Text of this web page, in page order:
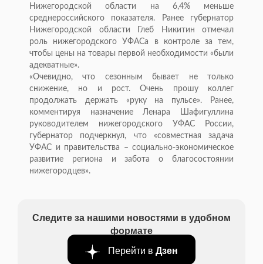
Нижегородской области на 6,4% меньше
среднероссийского показателя. Ранее губернатор
Нижегородской области Глеб Никитин отмечал
роль нижегородского УФАСа в контроле за тем,
чтобы цены на товары первой необходимости «были
адекватные».
«Очевидно, что сезонным бывает не только
снижение, но и рост. Очень прошу коллег
продолжать держать «руку на пульсе». Ранее,
комментируя назначение Ленара Шафигуллина
руководителем нижегородского УФАС России,
губернатор подчеркнул, что «совместная задача
УФАС и правительства – социально-экономическое
развитие региона и забота о благосостоянии
нижегородцев».
Следите за нашими новостями в удобном
формате
Перейти в Дзен